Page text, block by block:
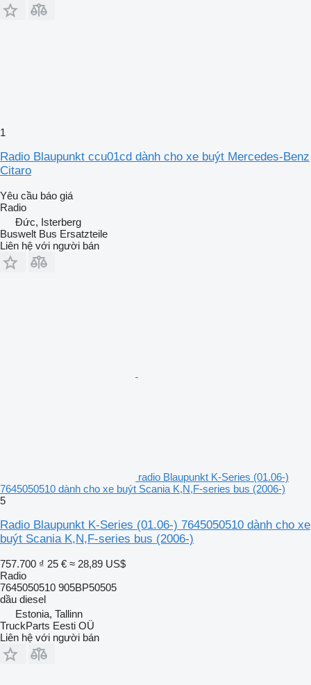
1
Radio Blaupunkt ccu01cd dành cho xe buýt Mercedes-Benz
Citaro
Yêu cầu báo giá
Radio
Đức, Isterberg
Buswelt Bus Ersatzteile
Liên hệ với người bán
radio Blaupunkt K-Series (01.06-)
7645050510 dành cho xe buýt Scania K,N,F-series bus (2006-)
5
Radio Blaupunkt K-Series (01.06-) 7645050510 dành cho xe
buýt Scania K,N,F-series bus (2006-)
757.700 ₫ 25 € ≈ 28,89 US$
Radio
7645050510 905BP50505
dầu diesel
Estonia, Tallinn
TruckParts Eesti OÜ
Liên hệ với người bán